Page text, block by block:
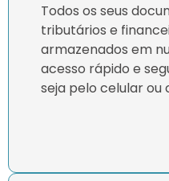
Todos os seus
tributários e
armazenados em
acesso rápido e
seja pelo celular ou